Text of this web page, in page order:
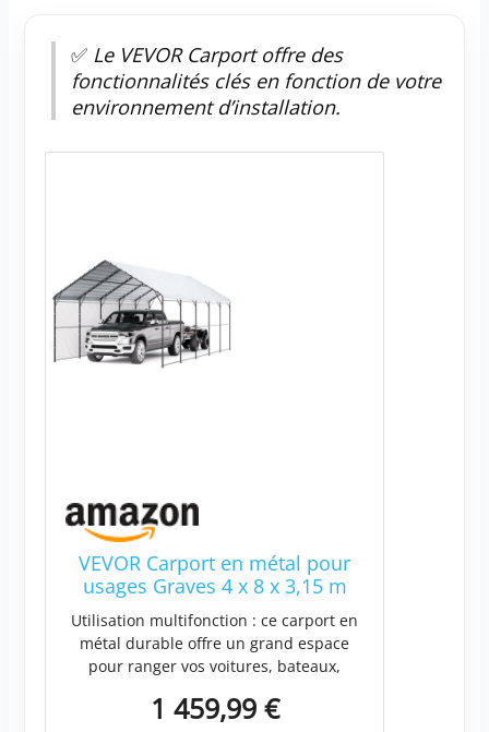
✅ Le VEVOR Carport offre des
fonctionnalités clés en fonction de votre
environnement d’installation.
VEVOR Carport en métal pour
usages Graves 4 x 8 x 3,15 m
avec Structure et Toit en Acier
galvanisé, Rideau de Garage
parois latérales Amovibles,
abris de Voiture Multi-usages
pour ramassage, Bateau,
Utilisation multifonction : ce carport en
métal durable offre un grand espace
pour ranger vos voitures, bateaux,
même jouets pour enfants. Protection
1 459,99 €